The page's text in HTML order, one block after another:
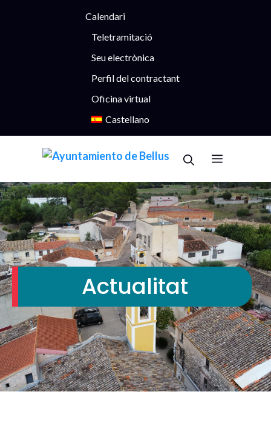
Calendari
Teletramitació
Seu electrònica
Perfil del contractant
Oficina virtual
Castellano
Menu
Actualitat